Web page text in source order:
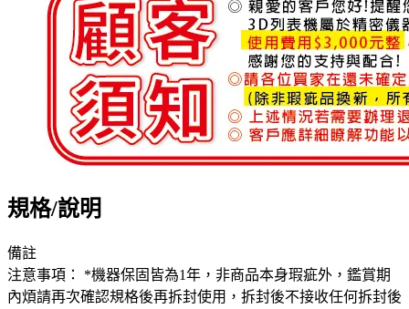
規格/說明
備註
注意事項： *機器保固皆為1年，非商品本身瑕疵外，鑑賞期
內煩請再次確認規格後再拆封使用，拆封後不接收任何拆封後